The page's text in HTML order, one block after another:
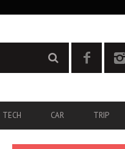
TECH CAR TRIP